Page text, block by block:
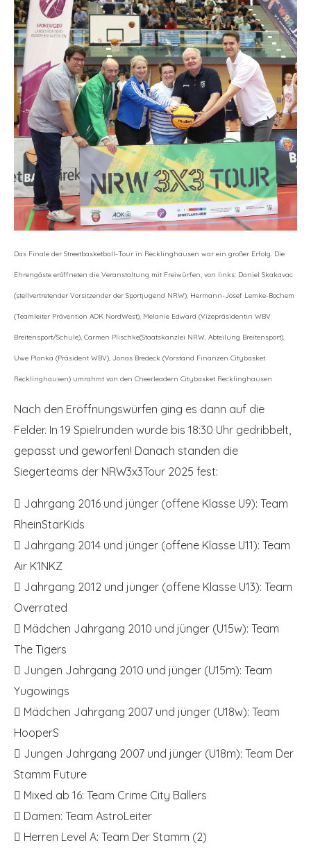
Das Finale der Streetbasketball-Tour in Recklinghausen war ein großer Erfolg. Die
Ehrengäste eröffneten die Veranstaltung mit Freiwürfen, von links: Daniel Skakavac
(stellvertretender Vorsitzender der Sportjugend NRW), Hermann-Josef Lemke-Bochem
(Teamleiter Prävention AOK NordWest), Melanie Edward (Vizepräsidentin WBV
Breitensport/Schule), Carmen Plischke(Staatskanzlei NRW, Abteilung Breitensport),
Uwe Plonka (Präsident WBV), Jonas Bredeck (Vorstand Finanzen Citybasket
Recklinghausen) umrahmt von den Cheerleadern Citybasket Recklinghausen
Nach den Eröffnungswürfen ging es dann auf die
Felder. In 19 Spielrunden wurde bis 18:30 Uhr gedribbelt,
gepasst und geworfen! Danach standen die
Siegerteams der NRW3x3Tour 2025 fest:
 Jahrgang 2016 und jünger (offene Klasse U9): Team
RheinStarKids
 Jahrgang 2014 und jünger (offene Klasse U11): Team
Air K1NKZ
 Jahrgang 2012 und jünger (offene Klasse U13): Team
Overrated
 Mädchen Jahrgang 2010 und jünger (U15w): Team
The Tigers
 Jungen Jahrgang 2010 und jünger (U15m): Team
Yugowings
 Mädchen Jahrgang 2007 und jünger (U18w): Team
HooperS
 Jungen Jahrgang 2007 und jünger (U18m): Team Der
Stamm Future
 Mixed ab 16: Team Crime City Ballers
 Damen: Team AstroLeiter
 Herren Level A: Team Der Stamm (2)